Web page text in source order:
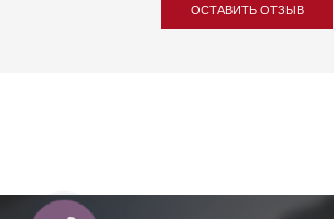
ОСТАВИТЬ ОТЗЫВ